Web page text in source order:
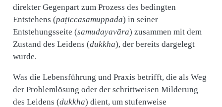
direkter Gegenpart zum Prozess des bedingten
Entstehens (paṭiccasamuppāda) in seiner
Entstehungsseite (samudayavāra) zusammen mit dem
Zustand des Leidens (dukkha), der bereits dargelegt
wurde.
Was die Lebensführung und Praxis betrifft, die als Weg
der Problemlösung oder der schrittweisen Milderung
des Leidens (dukkha) dient, um stufenweise